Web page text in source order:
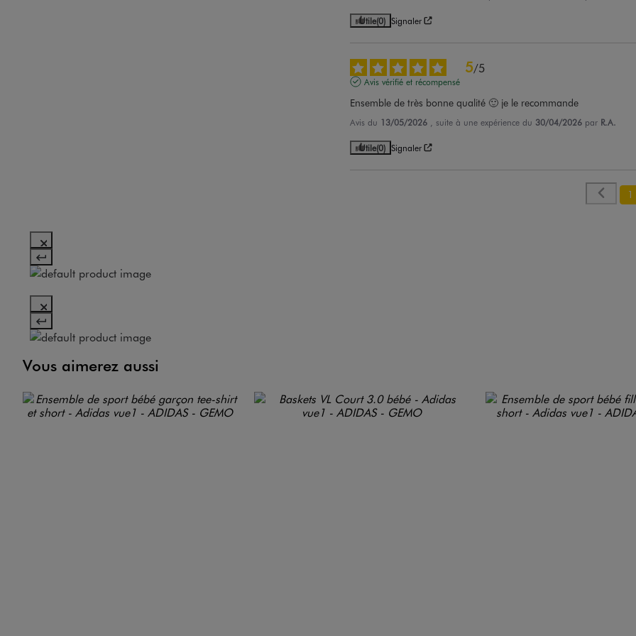
Utile(0) Signaler
5/5
Avis vérifié et récompensé
Ensemble de très bonne qualité 🙂 je le recommande
Avis du 13/05/2026 , suite à une expérience du 30/04/2026 par R.A.
Utile(0) Signaler
1
Vous aimerez aussi